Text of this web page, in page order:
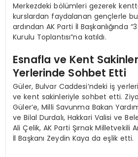
Merkezdeki bölümleri gezerek
kurslardan faydalanan gençlerle
ardından AK Parti İl Başkanlığında
Kurulu Toplantısı”na katıldı.
Esnafla ve Kent
Yerlerinde Sohbet Etti
Güler, Bulvar Caddesi’ndeki iş
ve kent sakinleriyle sohbet etti.
Güler’e, Milli Savunma Bakan
ve Bilal Durdalı, Hakkari Valisi ve
Ali Çelik, AK Parti Şırnak Milletvekili
İl Başkanı Zeydin Kaya da eşlik etti.